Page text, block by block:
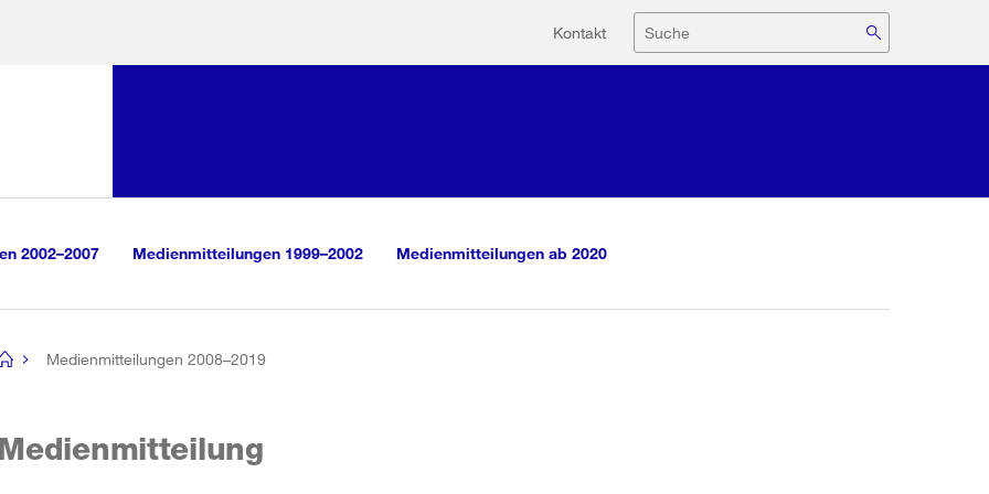
Hilfsnavigation
Kontakt Suche
2002–2007 Medienmitteilungen 1999–2002 Medienmitteilungen ab 2020
Medienmitteilungen 2008–2019